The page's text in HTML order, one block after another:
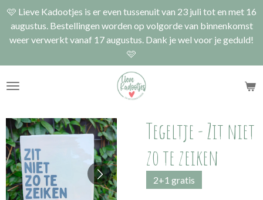
Ga
direct
naar
hoofdinhoud
🩷 Lieve Kadootjes is er even tussenuit van 23 juli tot en met 16
augustus. Bestellingen worden op volgorde van binnenkomst
weer verwerkt vanaf 17 augustus. Dank je wel voor je geduld!
🩷
Tegeltje - Zit niet
zo te zeiken
2+1 gratis